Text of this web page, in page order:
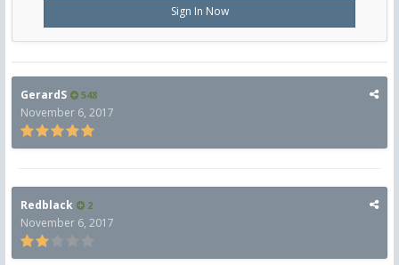
Sign In Now
GerardS 548
November 6, 2017
Redblack 2
November 6, 2017